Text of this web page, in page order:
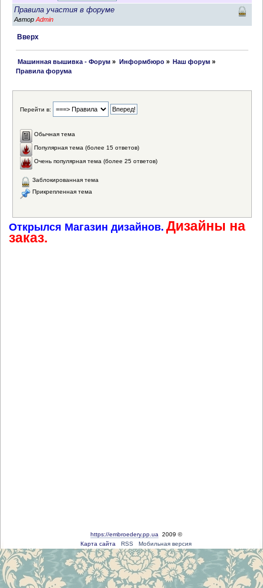
Правила участия в форуме
АвторAdmin
Вверх
Машинная вышивка - Форум » Информбюро» Наш форум »
Правила форума
Перейти в:
Обычная тема
Популярная тема (более 15 ответов)
Очень популярная тема (более 25 ответов)
Заблокированная тема
Прикрепленная тема
Открылся Магазин дизайнов. Дизайны на
заказ.
https://embroedery.pp.ua 2009 ©
Карта сайта
RSS Мобильная версия